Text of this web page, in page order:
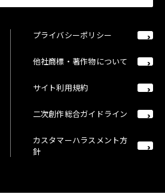
プライバシーポリシー
他社商標・著作物について
サイト利用規約
二次創作総合ガイドライン
カスタマーハラスメント方
針